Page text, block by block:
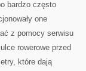
bardzo często
one
z pomocy serwisu
rowerowe przed
które dają